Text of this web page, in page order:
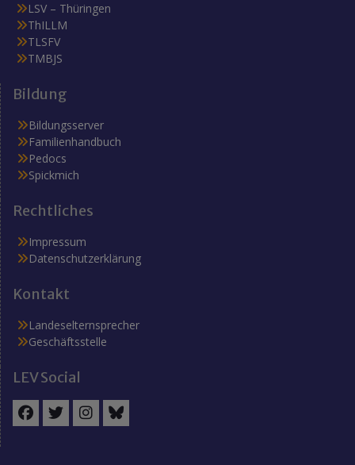
LSV – Thüringen
ThILLM
TLSFV
TMBJS
Bildung
Bildungsserver
Familienhandbuch
Pedocs
Spickmich
Rechtliches
Impressum
Datenschutzerklärung
Kontakt
Landeselternsprecher
Geschäftsstelle
LEV Social